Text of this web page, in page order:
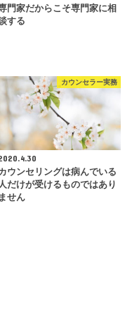
門家だからこそ専門家に相
する
カウンセラー実務
ウンセリングは病んでいる
人だけが受けるものではあり
ません